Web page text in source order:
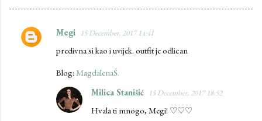
C
Megi 15 December, 2017 14:41
predivna si kao i uvijek. outfit je odlican
Blog: MagdalenaŠ.
Milica Stanišić 15 December, 2017 18:52
Hvala ti mnogo, Megi! ♡♡♡